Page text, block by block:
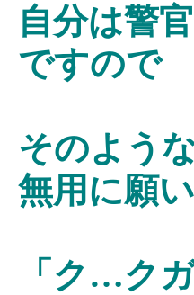
自分は警官
ですので
そのよう
無用に願
「ク…ク